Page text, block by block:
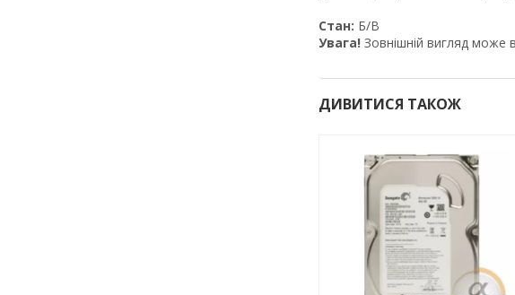
Стан: Б/В
Увага! Зовнішній вигляд може
ДИВИТИСЯ ТАКОЖ